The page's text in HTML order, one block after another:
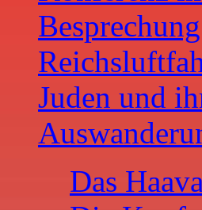
Juden und
Das